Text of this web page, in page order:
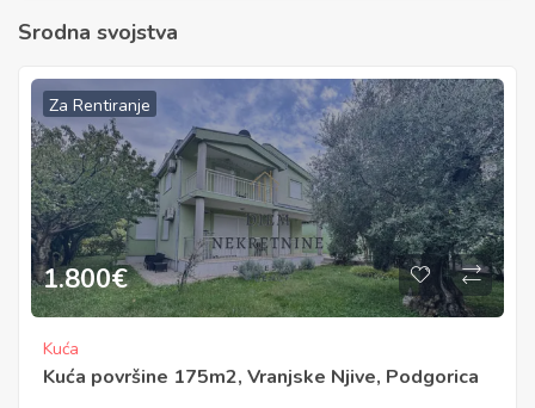
Srodna svojstva
Za Rentiranje
1.800€
Kuća
Kuća površine 175m2, Vranjske Njive, Podgorica